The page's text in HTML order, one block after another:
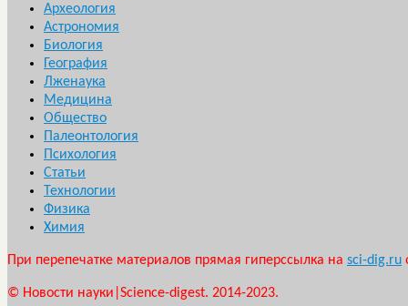
Археология
Астрономия
Биология
География
Лженаука
Медицина
Общество
Палеонтология
Психология
Статьи
Технологии
Физика
Химия
При перепечатке материалов прямая гиперссылка на sci-dig.ru
© Новости науки|Science-digest. 2014-2023.